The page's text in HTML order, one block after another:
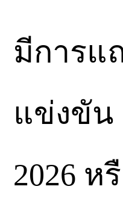
มีการแ
แข่งขัน
2026